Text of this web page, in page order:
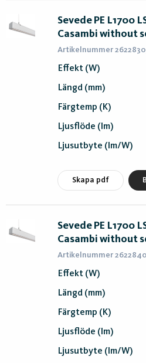
Sevede PE L1700
Casambi without
Artikelnummer
Effekt (W)
Längd (mm)
Färgtemp (K)
Ljusflöde (lm)
Ljusutbyte (lm/W)
Skapa pdf
Sevede PE L1700
Casambi without
Artikelnummer
Effekt (W)
Längd (mm)
Färgtemp (K)
Ljusflöde (lm)
Ljusutbyte (lm/W)